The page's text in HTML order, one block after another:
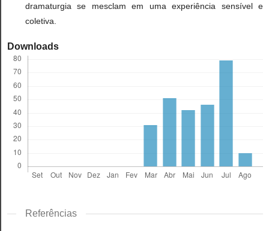
dramaturgia se mesclam em uma experiência sensível e
coletiva.
Downloads
Referências